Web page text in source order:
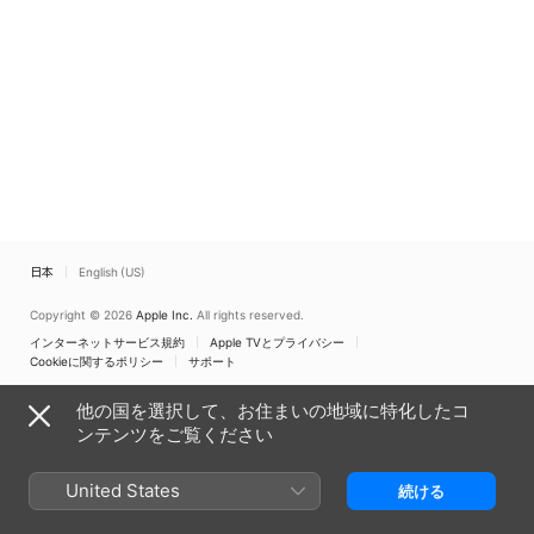
日本 English (US)
Copyright © 2026 Apple Inc. All rights reserved.
インターネットサービス規約
Apple TVとプライバシー
Cookieに関するポリシー
サポート
他の国を選択して、お住まいの地域に特化したコ
ンテンツをご覧ください
United States 続ける